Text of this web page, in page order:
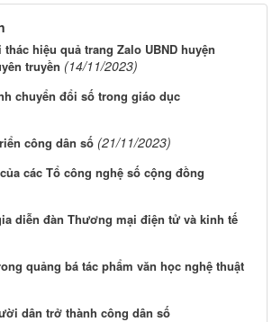
hiệu quả trang Zalo UBND huyện
truyền (14/11/2023)
chuyển đổi số trong giáo dục
công dân số (21/11/2023)
các Tổ công nghệ số cộng đồng
diễn đàn Thương mại điện tử và kinh tế
quảng bá tác phẩm văn học nghệ thuật
dân trở thành công dân số